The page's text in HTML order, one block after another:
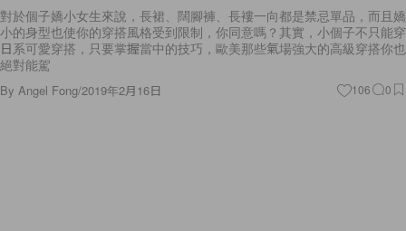
對於個子嬌小女生來說，長裙、闊腳褲、長褸一向都是禁忌單品，而且嬌
小的身型也使你的穿搭風格受到限制，你同意嗎？其實，小個子不只能穿
日系可愛穿搭，只要掌握當中的技巧，歐美那些氣場強大的高級穿搭你也
絕對能駕
By Angel Fong/2019年2月16日 106 0